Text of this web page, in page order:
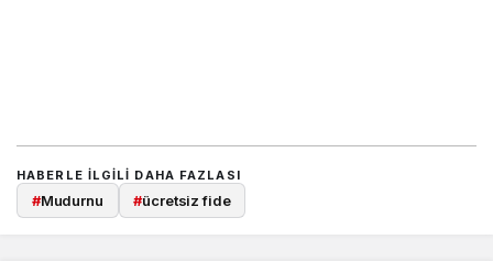
HABERLE ILGILI DAHA FAZLASI
#Mudurnu #ücretsiz fide